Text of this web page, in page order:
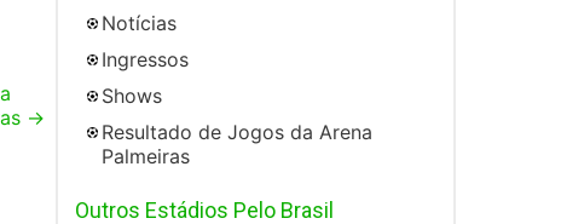
→
Notícias
Ingressos
Shows
Resultado de Jogos da Arena
Palmeiras
Outros Estádios Pelo Brasil